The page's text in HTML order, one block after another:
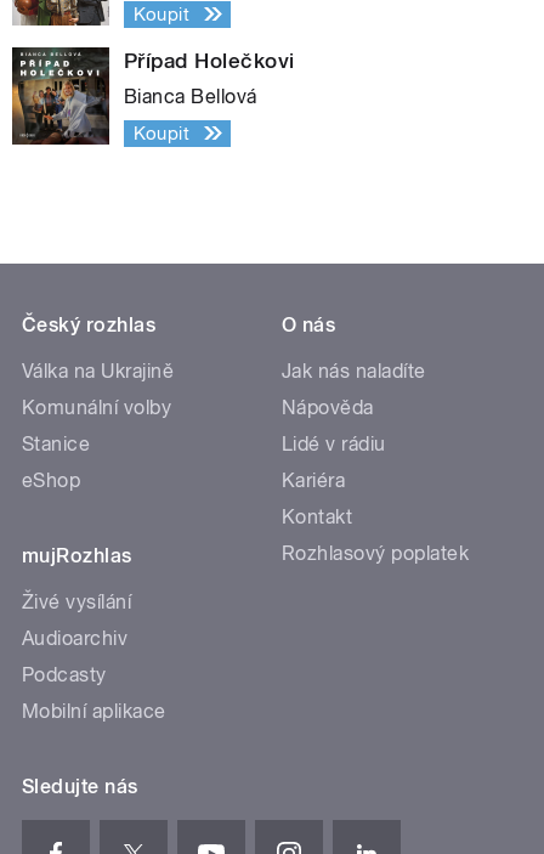
Koupit
Případ Holečkovi
Bianca Bellová
Koupit
Český rozhlas
Válka na Ukrajině
Komunální volby
Stanice
eShop
mujRozhlas
Živé vysílání
Audioarchiv
Podcasty
Mobilní aplikace
O nás
Jak nás naladíte
Nápověda
Lidé v rádiu
Kariéra
Kontakt
Rozhlasový poplatek
Sledujte nás